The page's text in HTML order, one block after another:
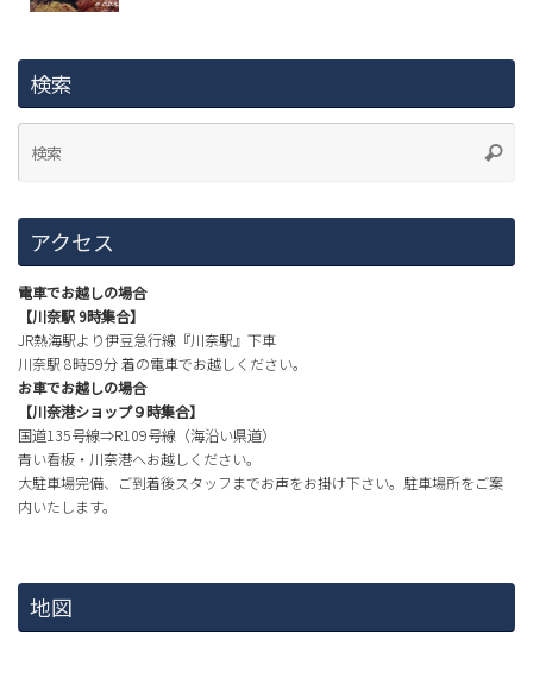
検索
アクセス
電車でお越しの場合
【川奈駅 9時集合】
JR熱海駅より伊豆急行線『川奈駅』下車
川奈駅 8時59分 着の電車でお越しください。
お車でお越しの場合
【川奈港ショップ９時集合】
国道135号線⇒R109号線（海沿い県道）
青い看板・川奈港へお越しください。
大駐車場完備、ご到着後スタッフまでお声をお掛け下さい。駐車場所をご案
内いたします。
地図